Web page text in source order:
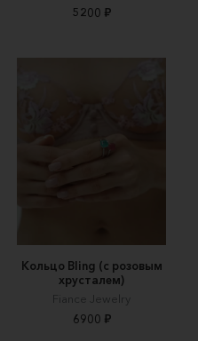
5200 ₽
Кольцо Bling (с розовым
хрусталем)
Fiance Jewelry
6900 ₽